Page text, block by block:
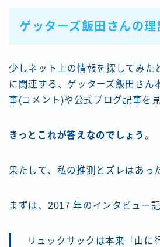
ゲッターズ飯田さんの理
少しネット上の情報を探してみた
に関連する、ゲッターズ飯田さん
事(コメント)や公式ブログ記事を
きっとこれが答えなのでしょう 。
果たして、私の推測とズレはあっ
まずは、2017 年のインタビュー
リュックサックは本来「山に